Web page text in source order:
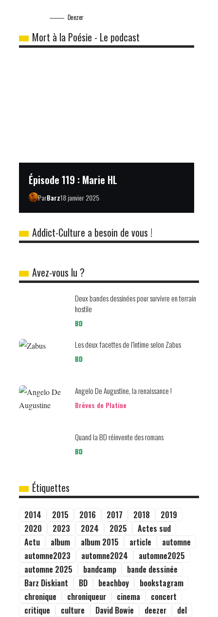
Deezer
Mort à la Poésie - Le podcast
Épisode 119 : Marie HL
ParBarz18 janvier 2025
Addict-Culture a besoin de vous !
Avez-vous lu ?
Deux bandes dessinées pour survivre en terrain
hostile
BD
Les deux facettes de l’intime selon Zabus
BD
Angelo De Augustine, la renaissance !
Brèves de Platine
Quand la BD réinvente des romans
BD
Étiquettes
2014 2015 2016 2017 2018
2019
2020
2023 2024 2025
Actes sud
Actu
album album 2015 article
automne
automne2023
automne2024
automne2025
automne 2025
bandcamp
bande dessinée
Barz Diskiant
BD beachboy
bookstagram
chronique
chroniqueur cinema
concert
critique
culture David Bowie deezer
del